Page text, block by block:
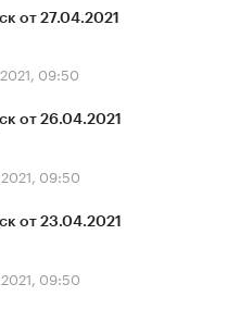
от 27.04.2021
09:50
от 26.04.2021
09:50
от 23.04.2021
09:50